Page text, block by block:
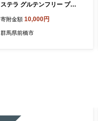
ステラ グルテンフリー プレ
(小)
寄附金額 10,000円
群馬県前橋市